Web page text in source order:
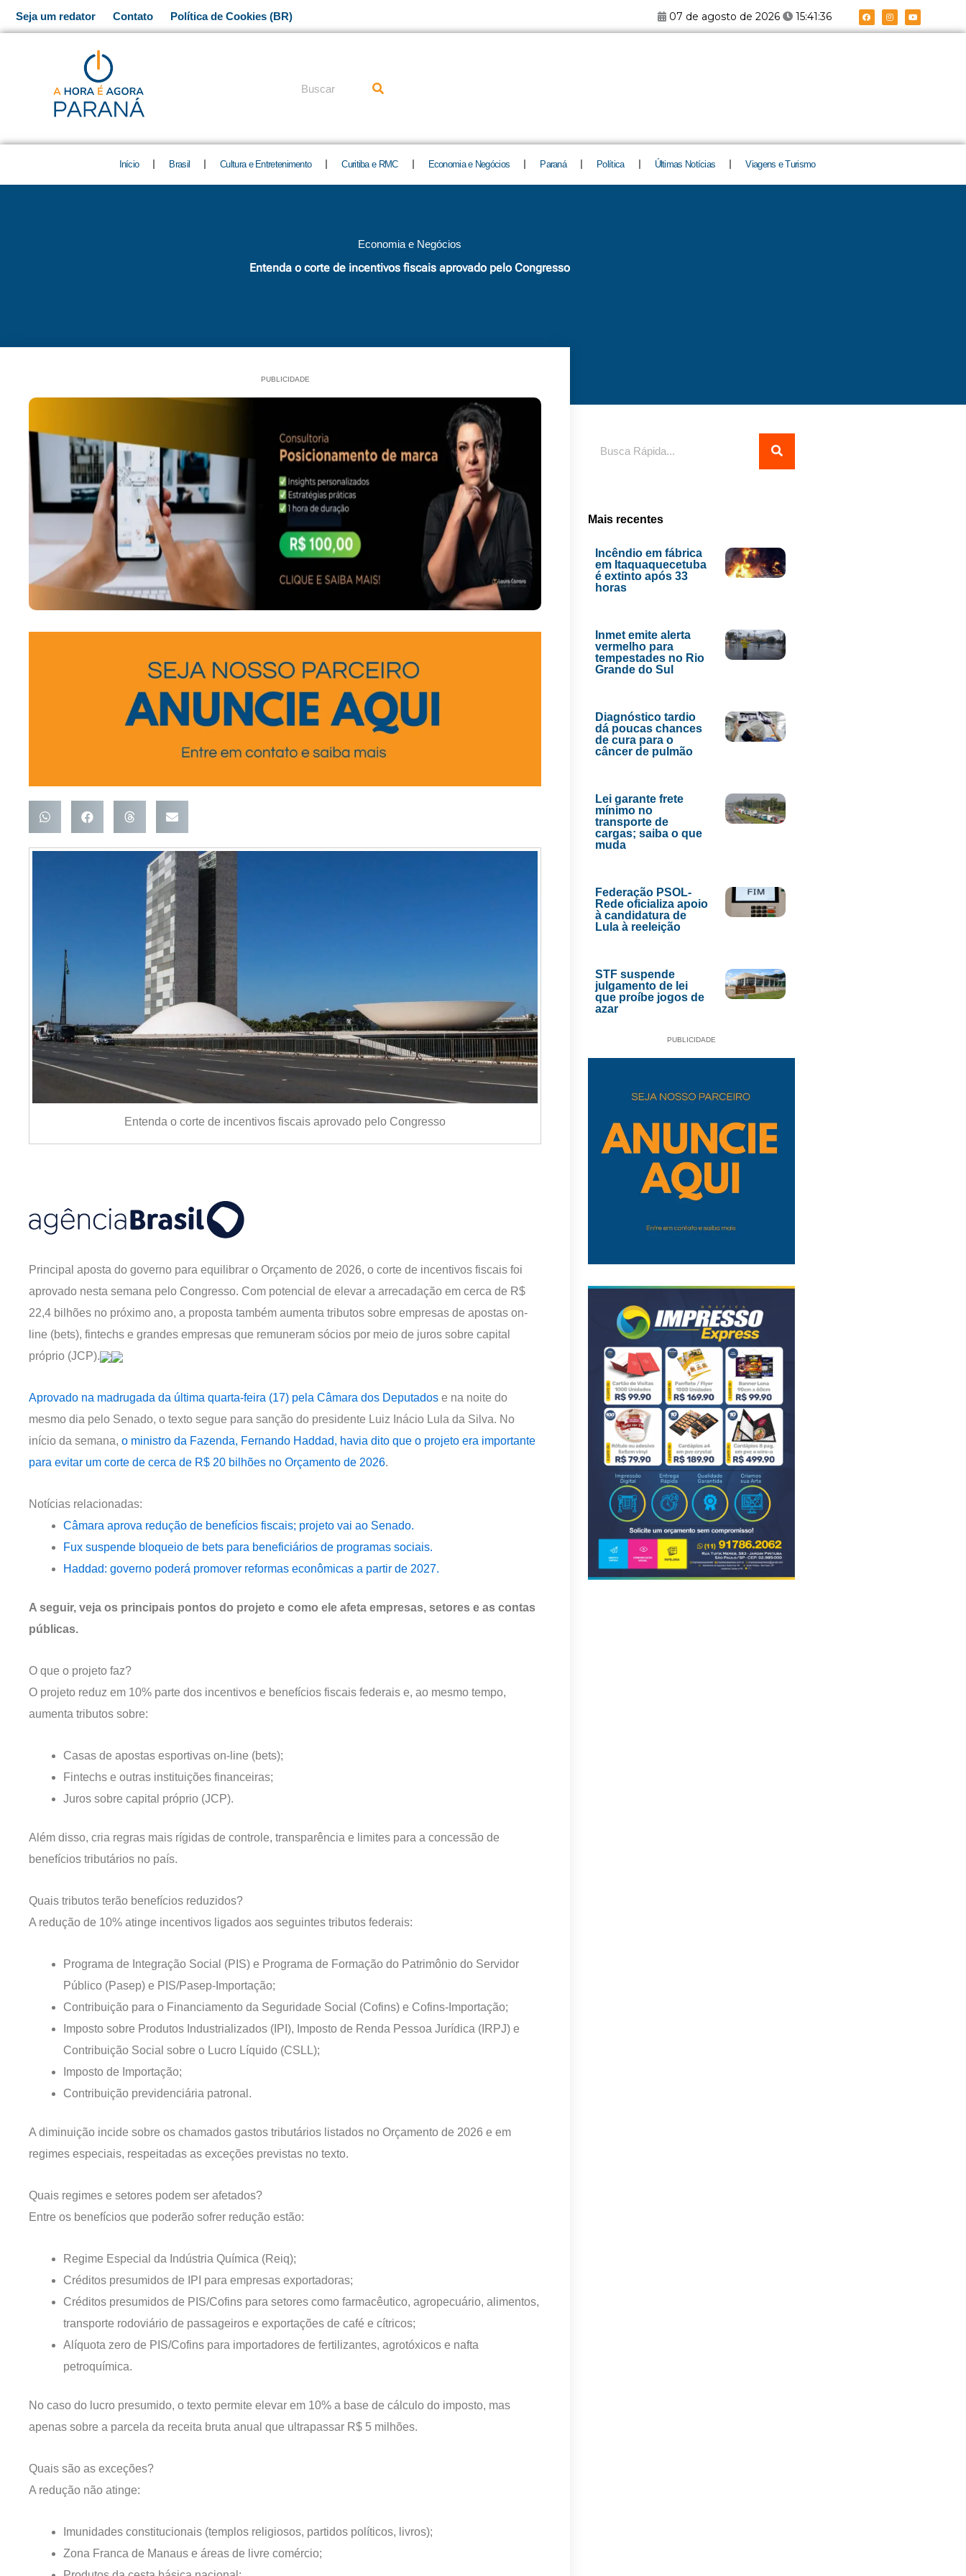
para
Seja um redator Contato Política de Cookies (BR) 07 de agosto de 2026 15:41:37 F
a
c
e
I
n
s
t
Y
o
u
t
Pesquisar
Início Brasil Cultura e Entretenimento Curitiba e RMC Economia e Negócios Paraná Política Últimas Notícias Viagens e Turismo
Economia e Negócios
Entenda o corte de incentivos fiscais aprovado pelo Congresso
PUBLICIDADE
Entenda o corte de incentivos fiscais aprovado pelo Congresso
Principal aposta do governo para equilibrar o Orçamento de 2026, o corte de incentivos fiscais foi
aprovado nesta semana pelo Congresso. Com potencial de elevar a arrecadação em cerca de R$
22,4 bilhões no próximo ano, a proposta também aumenta tributos sobre empresas de apostas on-
line (bets), fintechs e grandes empresas que remuneram sócios por meio de juros sobre capital
próprio (JCP).
Aprovado na madrugada da última quarta-feira (17) pela Câmara dos Deputados e na noite do
mesmo dia pelo Senado, o texto segue para sanção do presidente Luiz Inácio Lula da Silva. No
início da semana, o ministro da Fazenda, Fernando Haddad, havia dito que o projeto era importante
para evitar um corte de cerca de R$ 20 bilhões no Orçamento de 2026.
Notícias relacionadas:
Câmara aprova redução de benefícios fiscais; projeto vai ao Senado.
Fux suspende bloqueio de bets para beneficiários de programas sociais.
Haddad: governo poderá promover reformas econômicas a partir de 2027.
A seguir, veja os principais pontos do projeto e como ele afeta empresas, setores e as contas
públicas.
O que o projeto faz?
O projeto reduz em 10% parte dos incentivos e benefícios fiscais federais e, ao mesmo tempo,
aumenta tributos sobre:
Casas de apostas esportivas on-line (bets);
Fintechs e outras instituições financeiras;
Juros sobre capital próprio (JCP).
Além disso, cria regras mais rígidas de controle, transparência e limites para a concessão de
benefícios tributários no país.
Quais tributos terão benefícios reduzidos?
A redução de 10% atinge incentivos ligados aos seguintes tributos federais:
Programa de Integração Social (PIS) e Programa de Formação do Patrimônio do Servidor
Público (Pasep) e PIS/Pasep-Importação;
Contribuição para o Financiamento da Seguridade Social (Cofins) e Cofins-Importação;
Imposto sobre Produtos Industrializados (IPI), Imposto de Renda Pessoa Jurídica (IRPJ) e
Contribuição Social sobre o Lucro Líquido (CSLL);
Imposto de Importação;
Contribuição previdenciária patronal.
A diminuição incide sobre os chamados gastos tributários listados no Orçamento de 2026 e em
regimes especiais, respeitadas as exceções previstas no texto.
Quais regimes e setores podem ser afetados?
Entre os benefícios que poderão sofrer redução estão:
Regime Especial da Indústria Química (Reiq);
Créditos presumidos de IPI para empresas exportadoras;
Créditos presumidos de PIS/Cofins para setores como farmacêutico, agropecuário, alimentos,
transporte rodoviário de passageiros e exportações de café e cítricos;
Alíquota zero de PIS/Cofins para importadores de fertilizantes, agrotóxicos e nafta
petroquímica.
No caso do lucro presumido, o texto permite elevar em 10% a base de cálculo do imposto, mas
apenas sobre a parcela da receita bruta anual que ultrapassar R$ 5 milhões.
Quais são as exceções?
A redução não atinge:
Imunidades constitucionais (templos religiosos, partidos políticos, livros);
Zona Franca de Manaus e áreas de livre comércio;
Mais recentes
Incêndio em fábrica
em Itaquaquecetuba
é extinto após 33
horas
Inmet emite alerta
vermelho para
tempestades no Rio
Grande do Sul
Diagnóstico tardio
dá poucas chances
de cura para o
câncer de pulmão
Lei garante frete
mínimo no
transporte de
cargas; saiba o que
muda
Federação PSOL-
Rede oficializa apoio
à candidatura de
Lula à reeleição
STF suspende
julgamento de lei
que proíbe jogos de
azar
PUBLICIDADE